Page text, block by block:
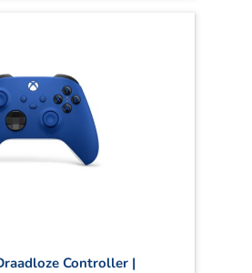
Controller |